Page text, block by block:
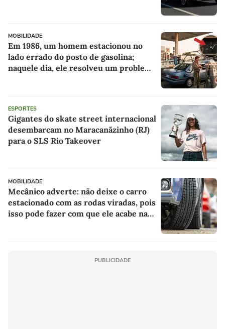
MOBILIDADE
Em 1986, um homem estacionou no
lado errado do posto de gasolina;
naquele dia, ele resolveu um problema
ESPORTES
Gigantes do skate street internacional
desembarcam no Maracanãzinho (RJ)
para o SLS Rio Takeover
MOBILIDADE
Mecânico adverte: não deixe o carro
estacionado com as rodas viradas, pois
isso pode fazer com que ele acabe na
PUBLICIDADE